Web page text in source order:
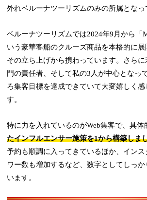
外れベルーナツーリズムのみの所属となっ
ベルーナツーリズムでは2024年9月から「
いう豪華客船のクルーズ商品を本格的に展
その立ち上げから携わっています。さら
門の責任者、そして私の3人が中心となっ
ろ集客目標を達成できていて大変嬉しく
す。
特に力を入れているのがWeb集客で、具体
たインフルエンサー施策を1から構築しま
予約も順調に入ってきているほか、インス
ワー数も増加するなど、数字としてしっ
います。